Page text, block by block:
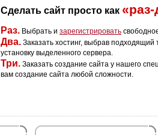
Сделать сайт просто как
Раз. Выбрать и зарегистрировать
Два. Заказать хостинг, выбрав
установку выделенного сервера.
Три. Заказать создание сайта у нашего
вам создание сайта любой сложности.